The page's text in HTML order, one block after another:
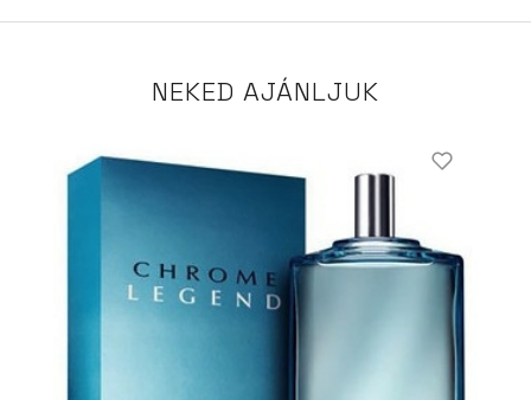
NEKED AJÁNLJUK